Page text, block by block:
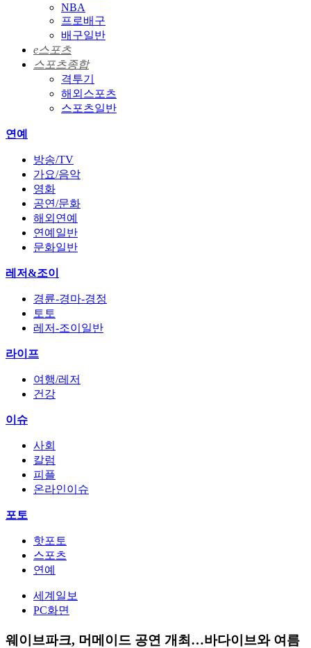
NBA
프로배구
배구일반
e스포츠
스포츠종합
격투기
해외스포츠
스포츠일반
연예
방송/TV
가요/음악
영화
공연/문화
해외연예
연예일반
문화일반
레저&조이
경륜-경마-경정
토토
레저-조이일반
라이프
여행/레저
건강
이슈
사회
칼럼
피플
온라인이슈
포토
핫포토
스포츠
연예
세계일보
PC화면
웨이브파크, 머메이드 공연 개최…바다이브와 여름